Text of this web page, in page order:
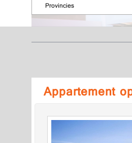
Provincies
Appartement